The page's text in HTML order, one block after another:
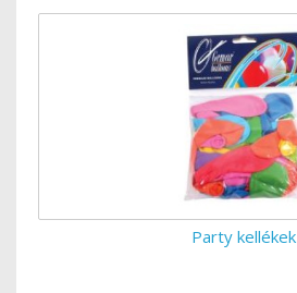
Party kellékek